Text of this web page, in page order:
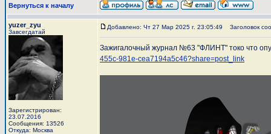
Вернуться к началу
yuzer_zyu
Завсегдатай
Зарегистрирован:
23.07.2016
Сообщения: 13526
Откуда: Москва
Добавлено: Чт 27 Мар 2025 г. 23:05:49 Заголовок
Зажигалочный журнал №63 "ФЛИНТ" токо что
455c-981e-cea7194a5c46?share=post_link